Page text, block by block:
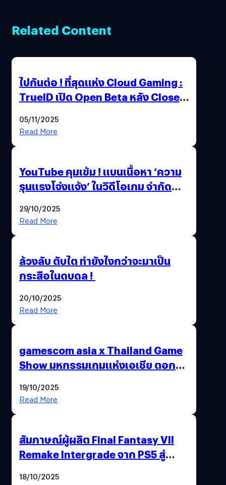
Related Content
ไปกันต่อ ! ที่สุดแห่ง Cloud Gaming :
TrueID เปิด Open Beta หลัง Close
Thailand Game Show 2025 ทะลุ 15
05/11/2025
Read More
YouTube คุมเข้ม ! แบนเนื้อหา ‘ความ
รุนแรงโจ่งแจ้ง’ ในวิดีโอเกม จำกัด
29/10/2025
Read More
ล้วงลับ ตับไต ทำยังไงกว่าจะมาเป็น
กระสือในดบดล !
20/10/2025
Read More
gamescom asia x Thailand Game
Show มหกรรมเกมแห่งเอเชีย ตอกย้ำ
พาณิชย์ร่วมชูความสำเร็จ
19/10/2025
Read More
สัมภาษณ์ผู้ผลิต Final Fantasy VII
Remake Intergrade จาก PS5 สู่
18/10/2025